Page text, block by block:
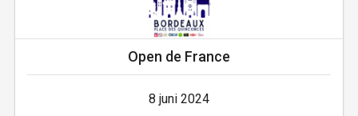
Open de France
8 juni 2024